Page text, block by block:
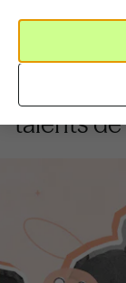
10 atouts
le
talents